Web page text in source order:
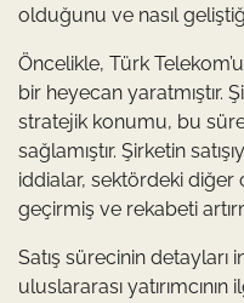
olduğunu ve nasıl
Öncelikle, Türk
bir heyecan yaratmıştır.
stratejik konumu, bu
sağlamıştır. Şirketin
iddialar, sektördeki diğer
geçirmiş ve rekabeti
Satış sürecinin
uluslararası